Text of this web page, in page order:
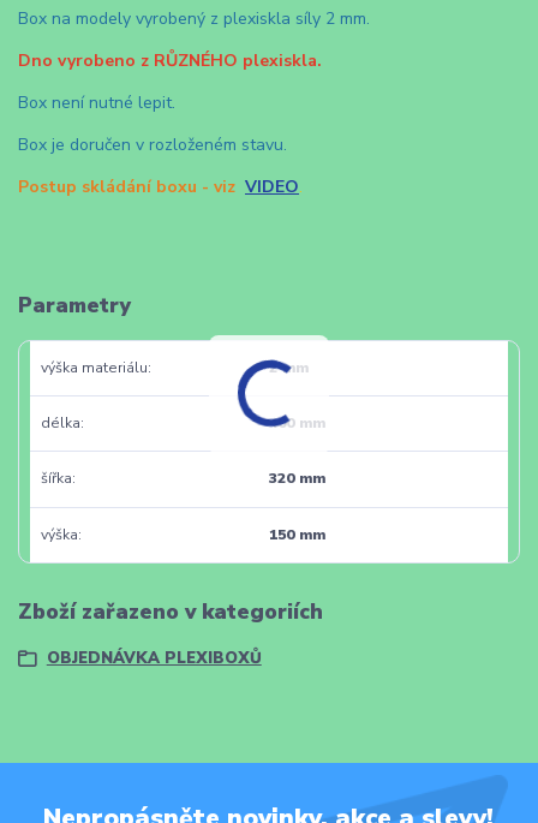
Box na modely vyrobený z plexiskla síly 2 mm.
Dno vyrobeno z RŮZNÉHO plexiskla.
Box není nutné lepit.
Box je doručen v rozloženém stavu.
Postup skládání boxu - viz VIDEO.
Parametry
výška materiálu 2 mm
délka 400 mm
šířka 320 mm
výška 150 mm
Zboží zařazeno v kategoriích
OBJEDNÁVKA PLEXIBOXŮ